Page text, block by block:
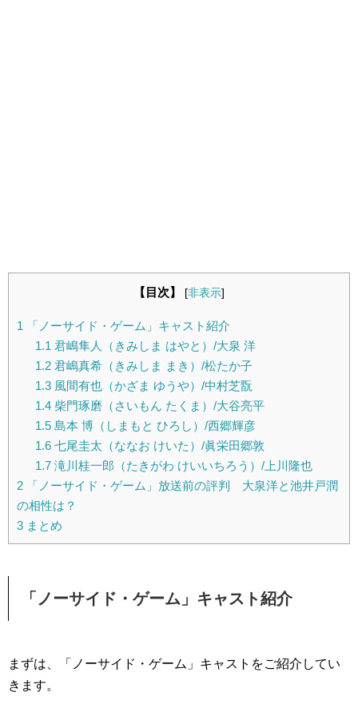
【目次】 [非表示]
1 「ノーサイド・ゲーム」キャスト紹介
1.1 君嶋隼人（きみしま はやと）/大泉 洋
1.2君嶋真希（きみしま まき）/松たか子
1.3風間有也（かざま ゆうや）/中村芝翫
1.4柴門琢磨（さいもん たくま）/大谷亮平
1.5島本 博（しまもと ひろし）/西郷輝彦
1.6七尾圭太（ななお けいた）/眞栄田郷敦
1.7滝川桂一郎（たきがわ けいいちろう）/上川隆也
2 「ノーサイド・ゲーム」放送前の評判 大泉洋と池井戸潤
の相性は？
3 まとめ
「ノーサイド・ゲーム」キャスト紹介
まずは、「ノーサイド・ゲーム」キャストをご紹介してい
きます。